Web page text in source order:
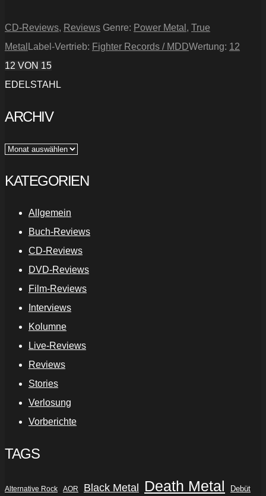
CD-Reviews, Reviews Genre: Power Metal , True
Metal Label-Vertrieb: Fighter Records / MDDWertung: 12
12 VON 15
EDELSTAHL
ARCHIV
Archiv
KATEGORIEN
Allgemein
Buch-Reviews
CD-Reviews
DVD-Reviews
Film-Reviews
Interviews
Kolumne
Live-Reviews
Reviews
Stories
Verlosung
Vorberichte
TAGS
Alternative Rock AOR Black Metal Death Metal Debüt